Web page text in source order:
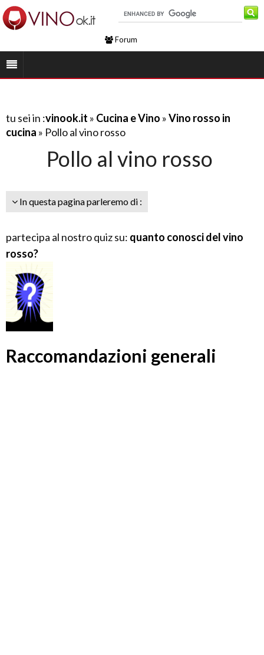
Forum
tu sei in :vinook.it » Cucina e Vino »Vino rosso in
cucina » Pollo al vino rosso
Pollo al vino rosso
In questa pagina parleremo di :
partecipa al nostro quiz su: quanto conosci del vino
rosso?
Raccomandazioni generali